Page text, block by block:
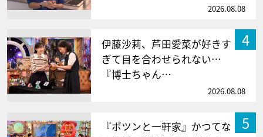
2026.08.08
4
伊藤沙莉、芦田愛菜が好きす
ぎて目を合わせられない…
『博士ちゃん…
2026.08.08
5
『ポツンと一軒家』かつてな